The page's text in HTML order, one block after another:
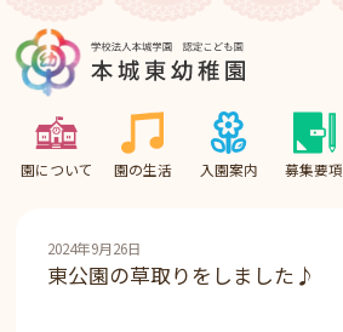
園について 園の生活 入園案内 募集要項
2024年9月26日
東公園の草取りをしました♪